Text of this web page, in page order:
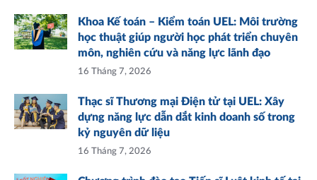
Khoa Kế toán – Kiểm toán UEL: Môi trường
học thuật giúp người học phát triển chuyên
môn, nghiên cứu và năng lực lãnh đạo
16 Tháng 7, 2026
Thạc sĩ Thương mại Điện tử tại UEL: Xây
dựng năng lực dẫn dắt kinh doanh số trong
kỷ nguyên dữ liệu
16 Tháng 7, 2026